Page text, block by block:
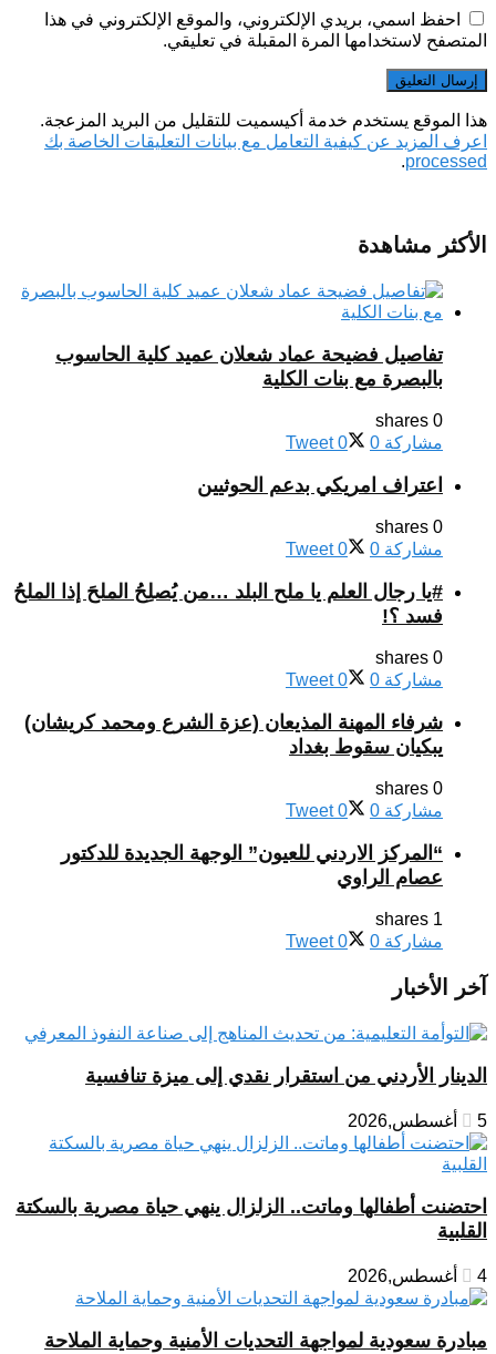
احفظ اسمي، بريدي الإلكتروني، والموقع الإلكتروني في هذا
المتصفح لاستخدامها المرة المقبلة في تعليقي.
هذا الموقع يستخدم خدمة أكيسميت للتقليل من البريد المزعجة.
اعرف المزيد عن كيفية التعامل مع بيانات التعليقات الخاصة بك
processed
.
الأكثر مشاهدة
تفاصيل فضيحة عماد شعلان عميد كلية الحاسوب
بالبصرة مع بنات الكلية
0 shares
مشاركة 0
Tweet 0
اعتراف امريكي بدعم الحوثيين
0 shares
مشاركة 0
Tweet 0
#يا رجال العلم يا ملح البلد …من يُصلِحُ الملحَ إذا الملحُ
فسد ؟!
0 shares
مشاركة 0
Tweet 0
شرفاء المهنة المذيعان (عزة الشرع ومحمد كريشان)
يبكيان سقوط بغداد
0 shares
مشاركة 0
Tweet 0
“المركز الاردني للعيون” الوجهة الجديدة للدكتور
عصام الراوي
1 shares
مشاركة 0
Tweet 0
آخر الأخبار
الدينار الأردني من استقرار نقدي إلى ميزة تنافسية
5 أغسطس,2026
احتضنت أطفالها وماتت.. الزلزال ينهي حياة مصرية بالسكتة
القلبية
4 أغسطس,2026
مبادرة سعودية لمواجهة التحديات الأمنية وحماية الملاحة